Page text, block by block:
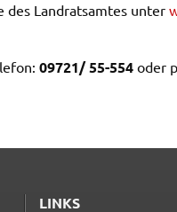
Land­rats­am­tes unter
09721/ 55-554 oder
LINKS